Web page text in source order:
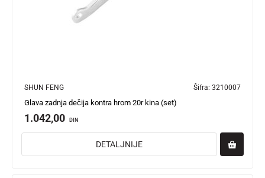
SHUN FENG Šifra: 3210007
Glava zadnja dečija kontra hrom 20r kina (set)
1.042,00 DIN
DETALJNIJE